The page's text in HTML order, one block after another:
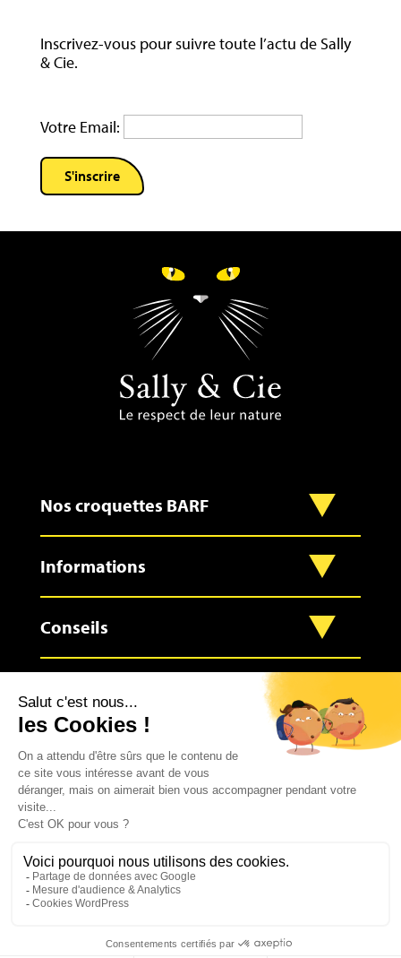
Inscrivez-vous pour suivre toute l’actu de Sally
& Cie.
Votre Email:
Nos croquettes BARF
Informations
Conseils
Contact
0